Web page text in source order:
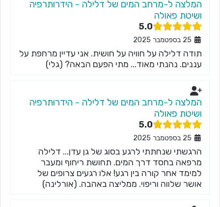
המלצה ל-מרחב המים של דלילה - הידרותרפיה
ושיטת פאולה
5.0
25 בספטמבר 2025
תודה דלילה על חוויה על חושית. אני עדיין מרחפת על
עננים. נהנתי מאוד... מתי הפעם הבאה? (גלי)
המלצה ל-מרחב המים של דלילה - הידרותרפיה
ושיטת פאולה
5.0
25 בספטמבר 2025
הרגשתי שנחתתי לרגע בסוג של גן עדן... דלילה
מרפאה בחסד דרך המים. תחושת ריחוף ומעבר
למימד אחר קורה בין רגע! אלו רגעים צרופים של
אושר שלווה וריפוי. ממליצה באהבה. (אורלינה)